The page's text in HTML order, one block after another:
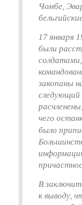
Чомбе,
17 января
были
закопаны
следующий
чего
было
В
к выводу,